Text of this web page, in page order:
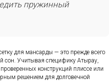
пружинный
для мансарды — это прежде всего
сон. Учитывая специфику Атырау,
конструкций плиссе или
решением для долговечной